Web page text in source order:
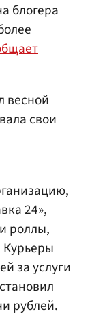
блогера
весной
свои
24»,
роллы,
Курьеры
за услуги
рублей.